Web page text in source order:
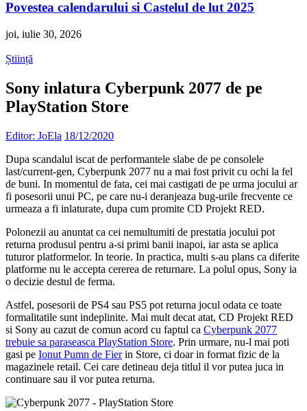
Povestea calendarului si Castelul de lut 2025
joi, iulie 30, 2026
Știință
Sony inlatura Cyberpunk 2077 de pe
PlayStation Store
Editor: JoEla 18/12/2020
Dupa scandalul iscat de performantele slabe de pe consolele
last/current-gen, Cyberpunk 2077 nu a mai fost privit cu ochi la fel
de buni. In momentul de fata, cei mai castigati de pe urma jocului ar
fi posesorii unui PC, pe care nu-i deranjeaza bug-urile frecvente ce
urmeaza a fi inlaturate, dupa cum promite CD Projekt RED.
Polonezii au anuntat ca cei nemultumiti de prestatia jocului pot
returna produsul pentru a-si primi banii inapoi, iar asta se aplica
tuturor platformelor. In teorie. In practica, multi s-au plans ca diferite
platforme nu le accepta cererea de returnare. La polul opus, Sony ia
o decizie destul de ferma.
Astfel, posesorii de PS4 sau PS5 pot returna jocul odata ce toate
formalitatile sunt indeplinite. Mai mult decat atat, CD Projekt RED
si Sony au cazut de comun acord cu faptul ca Cyberpunk 2077
trebuie sa paraseasca PlayStation Store. Prin urmare, nu-l mai poti
gasi pe Ionut Pumn de Fierin Store, ci doar in format fizic de la
magazinele retail. Cei care detineau deja titlul il vor putea juca in
continuare sau il vor putea returna.